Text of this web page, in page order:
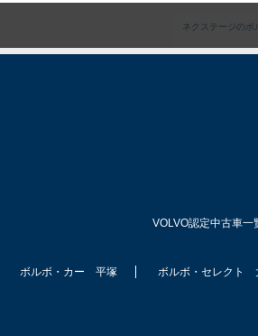
ネクステージのボ
VOLVO認定中古車一
ボルボ・カー 平塚 ボルボ・セレクト